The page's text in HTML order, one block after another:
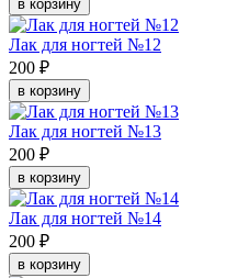
в корзину
Лак для ногтей №12
200 ₽
в корзину
Лак для ногтей №13
200 ₽
в корзину
Лак для ногтей №14
200 ₽
в корзину